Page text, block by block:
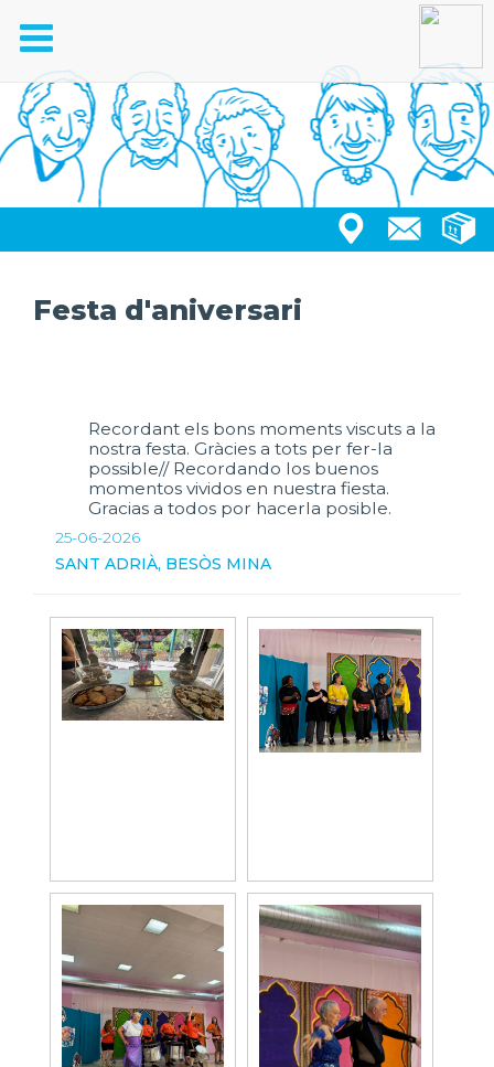
Toggle
navigation
Festa d'aniversari
Recordant els bons moments viscuts a la
nostra festa. Gràcies a tots per fer-la
possible// Recordando los buenos
momentos vividos en nuestra fiesta.
Gracias a todos por hacerla posible.
25-06-2026
SANT ADRIÀ, BESÒS MINA